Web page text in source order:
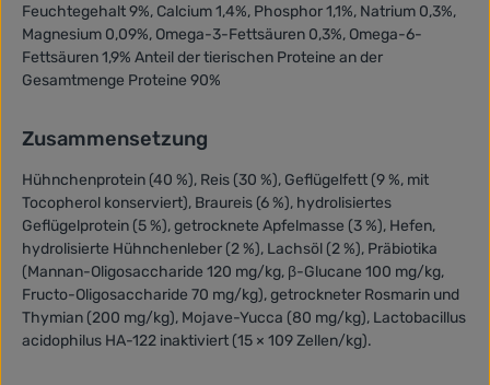
Feuchtegehalt 9%, Calcium 1,4%, Phosphor 1,1%, Natrium 0,3%,
Magnesium 0,09%, Omega-3-Fettsäuren 0,3%, Omega-6-
Fettsäuren 1,9% Anteil der tierischen Proteine an der
Gesamtmenge Proteine 90%
Zusammensetzung
Hühnchenprotein (40 %), Reis (30 %), Geflügelfett (9 %, mit
Tocopherol konserviert), Braureis (6 %), hydrolisiertes
Geflügelprotein (5 %), getrocknete Apfelmasse (3 %), Hefen,
hydrolisierte Hühnchenleber (2 %), Lachsöl (2 %), Präbiotika
(Mannan-Oligosaccharide 120 mg/kg, β-Glucane 100 mg/kg,
Fructo-Oligosaccharide 70 mg/kg), getrockneter Rosmarin und
Thymian (200 mg/kg), Mojave-Yucca (80 mg/kg), Lactobacillus
acidophilus HA-122 inaktiviert (15 × 109 Zellen/kg).